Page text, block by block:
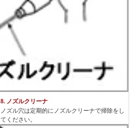
8. ノズルクリーナ
ノズル穴は定期的にノズルクリーナで掃除をし
てください。